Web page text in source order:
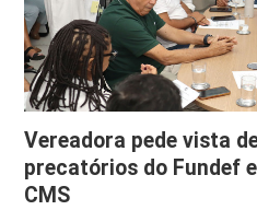
Vereadora pede vista
precatórios do Fundef
CMS